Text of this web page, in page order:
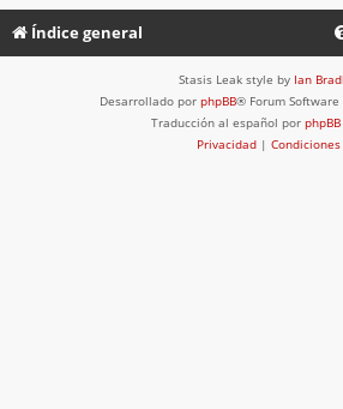
Índice general
Stasis Leak style by Ian
Desarrollado por phpBB® Forum
Traducción al español por
Privacidad | Condiciones